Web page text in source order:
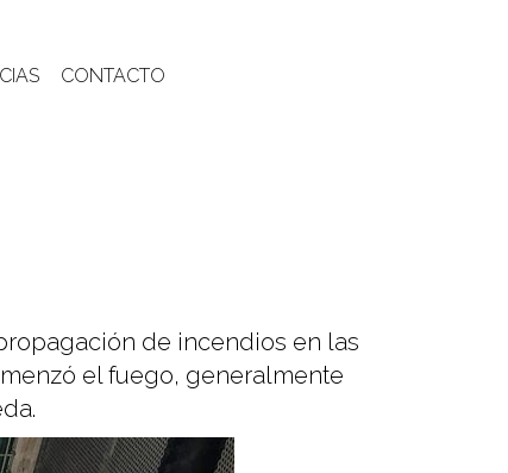
CONTACTO
de incendios en las
el fuego, generalmente